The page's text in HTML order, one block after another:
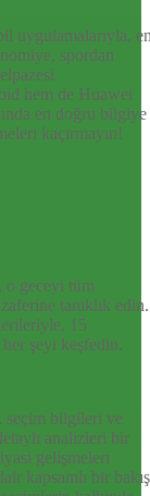
uygulamalarıyla,
spordan
hem de Huawei
en doğru bilgiye
kaçırmayın!
o geceyi tüm
tanıklık edin.
15
şeyi keşfedin.
seçim bilgileri ve
analizleri bir
gelişmeleri
kapsamlı bir bakış